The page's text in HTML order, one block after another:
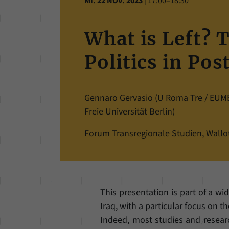
What is Left?
Politics in
Gennaro Gervasio (U Roma Tre /
Freie Universität Berlin)
Forum Transregionale Studien,
This presentation is part of a
Iraq, with a particular focus on
Indeed, most studies and